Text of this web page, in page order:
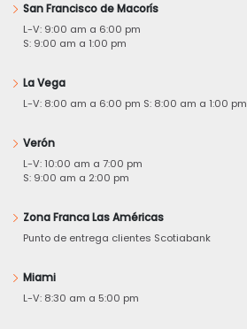
San Francisco de Macorís
L-V: 9:00 am a 6:00 pm
S: 9:00 am a 1:00 pm
La Vega
L-V: 8:00 am a 6:00 pm S: 8:00 am a 1:00 pm
Verón
L-V: 10:00 am a 7:00 pm
S: 9:00 am a 2:00 pm
Zona Franca Las Américas
Punto de entrega clientes Scotiabank
Miami
L-V: 8:30 am a 5:00 pm